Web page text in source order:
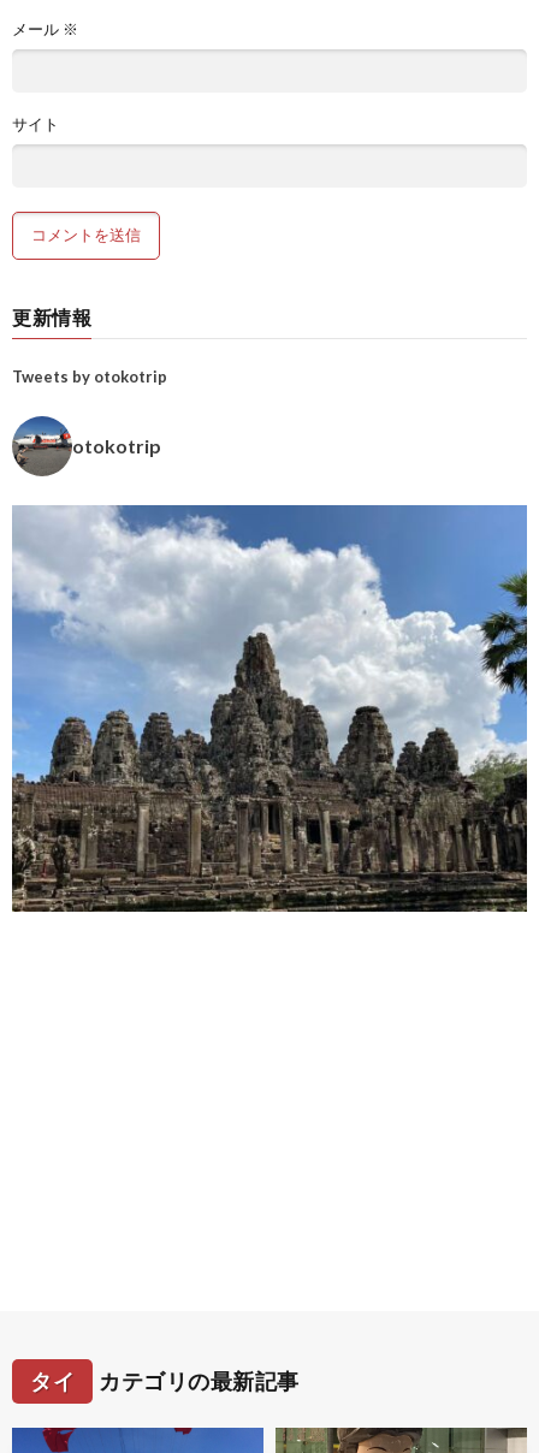
メール ※
サイト
更新情報
Tweets by otokotrip
otokotrip
タイ カテゴリの最新記事